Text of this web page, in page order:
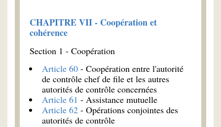
CHAPITRE VII - Coopération et
cohérence
Section 1 - Coopération
Article 60 - Coopération entre l'autorité
de contrôle chef de file et les autres
autorités de contrôle concernées
Article 61 - Assistance mutuelle
Article 62 - Opérations conjointes des
autorités de contrôle